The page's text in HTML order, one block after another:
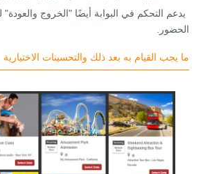
يدعم التحكم في البوابة أيضًا "الخروج والعودة"
الحضور.
ما يجب القيام به بعد ذلك والتحسينات الاختيارية